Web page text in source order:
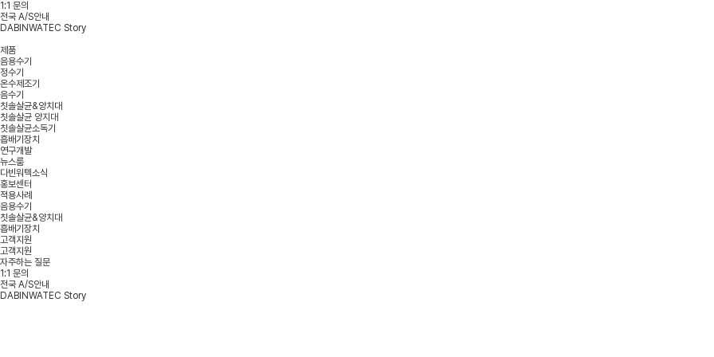
1:1 문의
전국 A/S안내
DABINWATEC Story
제품
음용수기
정수기
온수제조기
음수기
칫솔살균&양치대
칫솔살균 양지대
칫솔살균소독기
흡배기장치
연구개발
뉴스룸
다빈워텍소식
홍보센터
적용사례
음용수기
칫솔살균&양치대
흡배기장치
고객지원
고객지원
자주하는 질문
1:1 문의
전국 A/S안내
DABINWATEC Story